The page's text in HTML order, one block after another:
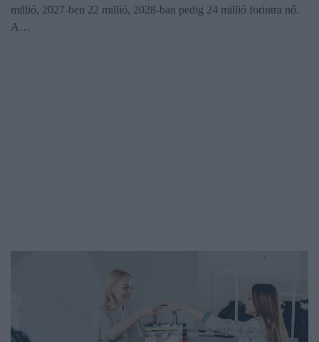
millió, 2027-ben 22 millió, 2028-ban pedig 24 millió forintra nő.
A…